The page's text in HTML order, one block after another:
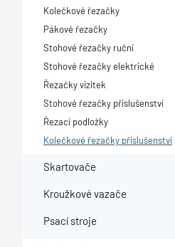
Kolečkové řezačky
Pákové řezačky
Stohové řezačky ruční
Stohové řezačky elektrické
Řezačky vizitek
Stohové řezačky příslušenství
Řezací podložky
Kolečkové řezačky příslušenství
Skartovače
Kroužkové vazače
Psací stroje